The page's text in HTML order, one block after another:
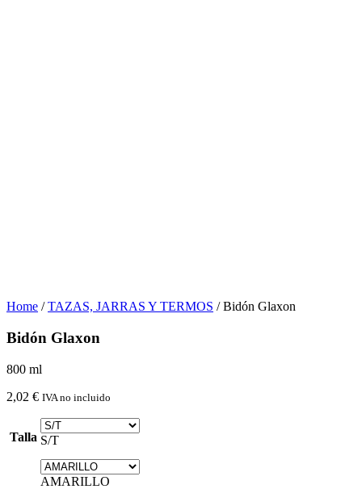
Home /TAZAS, JARRAS Y TERMOS / Bidón Glaxon
Bidón Glaxon
800 ml
2,02 € IVA no incluido
Talla S/T
AMARILLO